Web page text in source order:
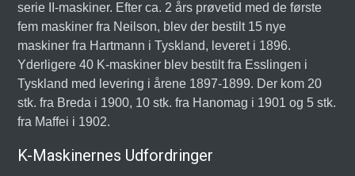
serie II-maskiner. Efter ca. 2 års prøvetid med de første
fem maskiner fra Neilson, blev der bestilt 15 nye
maskiner fra Hartmann i Tyskland, leveret i 1896.
Yderligere 40 K-maskiner blev bestilt fra Esslingen i
Tyskland med levering i årene 1897-1899. Der kom 20
stk. fra Breda i 1900, 10 stk. fra Hanomag i 1901 og 5 stk.
fra Maffei i 1902.
K-Maskinernes Udfordringer